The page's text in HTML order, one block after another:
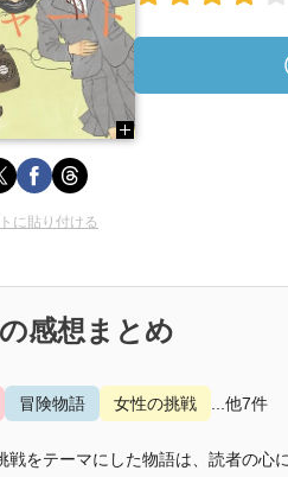
に貼り付ける
感想まとめ
冒険物語 女性の挑戦 ...他7件
戦をテーマにした物語は、読者の心